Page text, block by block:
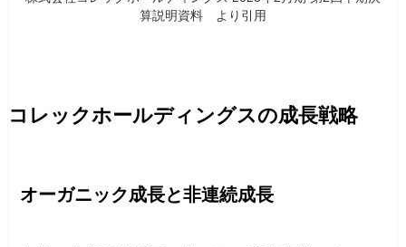
算説明資料 より引用
コレックホールディングスの成長戦略
オーガニック成長と非連続成長